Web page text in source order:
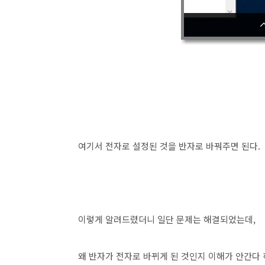
여기서 전자로 설정된 것을 반자로 바꿔주면 된다.
이렇게 알려드렸더니 일단 문제는 해결되었는데,
왜 반자가 전자로 바뀌게 된 것인지 이해가 안간다